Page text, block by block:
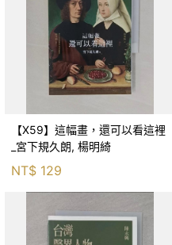
【X59】這幅畫，還可以看這裡
_宮下規久朗, 楊明綺
NT$ 129